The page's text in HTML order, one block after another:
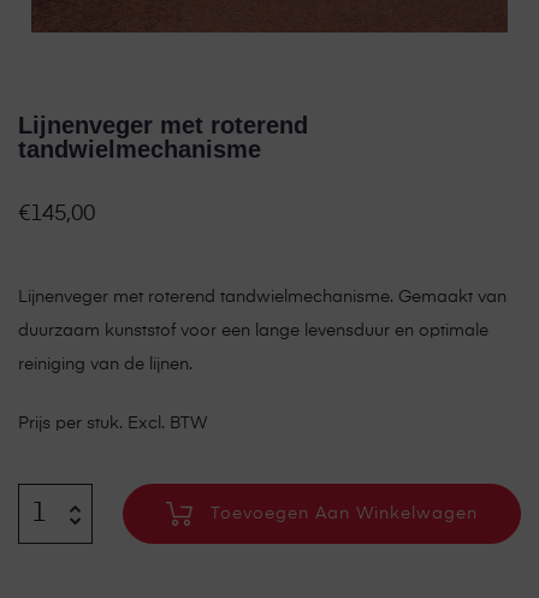
Lijnenveger met roterend
tandwielmechanisme
€145,00
Lijnenveger met roterend tandwielmechanisme. Gemaakt van
duurzaam kunststof voor een lange levensduur en optimale
reiniging van de lijnen.
Prijs per stuk. Excl. BTW
Toevoegen Aan Winkelwagen